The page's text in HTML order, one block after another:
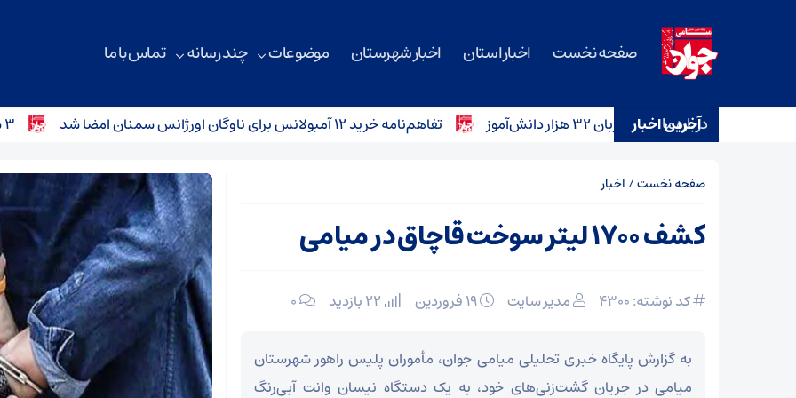
صفحه نخست اخبار استان اخبار شهرستان موضوعات چند رسانه تماس با ما
درباره ما
آخرین اخبار تفاهم‌نامه خرید ۱۲ آمبولانس برای ناوگان اورژانس سمنان امضا شد ۳ سانحه رانندگی در محورهای استان سمنان؛ کودک ۴ ساله جان باخت
صفحه نخست/ اخبار
کشف ۱۷۰۰ لیتر سوخت قاچاق در میامی
کد نوشته: 4300 مدیر سایت ۰
به گزارش پایگاه خبری تحلیلی میامی جوان، مأموران پلیس راهور شهرستان
میامی در جریان گشت‌زنی‌های خود، به یک دستگاه نیسان وانت آبی‌رنگ